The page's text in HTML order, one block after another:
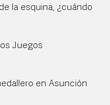
la esquina, ¿cuándo
Juegos
en Asunción